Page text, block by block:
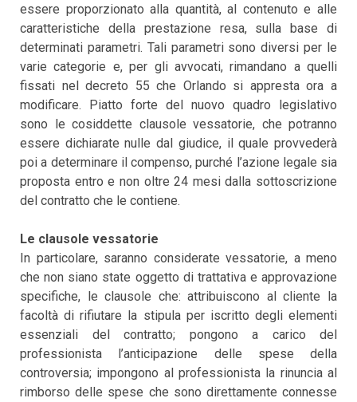
essere proporzionato alla quantità, al contenuto e alle
caratteristiche della prestazione resa, sulla base di
determinati parametri. Tali parametri sono diversi per le
varie categorie e, per gli avvocati, rimandano a quelli
fissati nel decreto 55 che Orlando si appresta ora a
modificare. Piatto forte del nuovo quadro legislativo
sono le cosiddette clausole vessatorie, che potranno
essere dichiarate nulle dal giudice, il quale provvederà
poi a determinare il compenso, purché l’azione legale sia
proposta entro e non oltre 24 mesi dalla sottoscrizione
del contratto che le contiene.
Le clausole vessatorie
In particolare, saranno considerate vessatorie, a meno
che non siano state oggetto di trattativa e approvazione
specifiche, le clausole che: attribuiscono al cliente la
facoltà di rifiutare la stipula per iscritto degli elementi
essenziali del contratto; pongono a carico del
professionista l’anticipazione delle spese della
controversia; impongono al professionista la rinuncia al
rimborso delle spese che sono direttamente connesse